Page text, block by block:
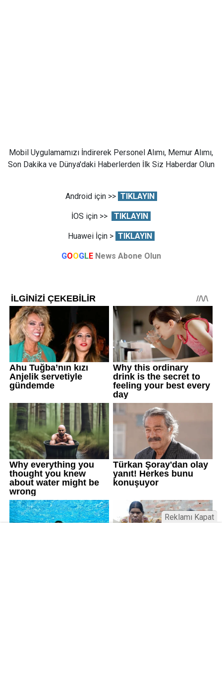
Mobil Uygulamamızı İndirerek Personel Alımı, Memur Alımı,
Son Dakika ve Dünya'daki Haberlerden İlk Siz Haberdar Olun
Android için >> TIKLAYIN
İOS için >> TIKLAYIN
Huawei İçin > TIKLAYIN
GOOGLE News Abone Olun
Reklamı Kapat